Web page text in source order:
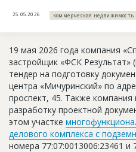
Новости
Пресс-релизы
Правила работы
Контакты
Личный кабинет
25.05.2026 Коммерческая недвижимость
19 мая 2026 года компания
застройщик «ФСК
тендер на подготовку
центра «Мичуринский» по
проспект, 45. Также
разработку проектной
этом участке
делового комплекса с
номера 77:07:0013006:23461 и